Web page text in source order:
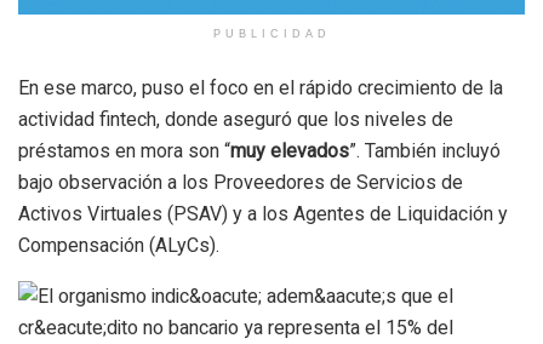
PUBLICIDAD
En ese marco, puso el foco en el rápido crecimiento de la
actividad fintech, donde aseguró que los niveles de
préstamos en mora son “muy elevados”. También incluyó
bajo observación a los Proveedores de Servicios de
Activos Virtuales (PSAV) y a los Agentes de Liquidación y
Compensación (ALyCs).